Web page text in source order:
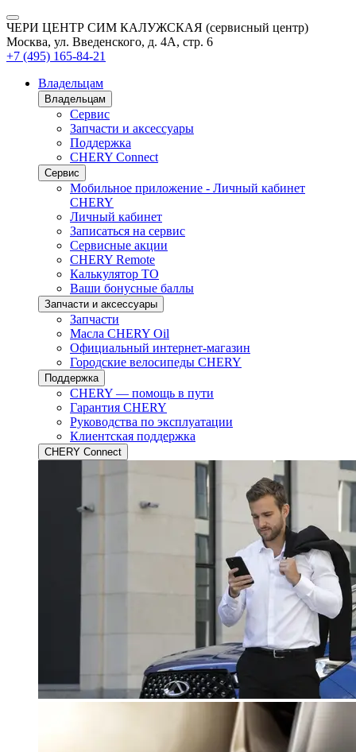
ЧЕРИ ЦЕНТР СИМ КАЛУЖСКАЯ (сервисный центр)
Москва, ул. Введенского, д. 4А, стр. 6
+7 (495) 165-84-21
Владельцам
Владельцам
Сервис
Запчасти и аксессуары
Поддержка
CHERY Connect
Сервис
Мобильное приложение - Личный кабинет
CHERY
Личный кабинет
Записаться на сервис
Сервисные акции
CHERY Remote
Калькулятор ТО
Ваши бонусные баллы
Запчасти и аксессуары
Запчасти
Масла CHERY Oil
Официальный интернет-магазин
Городские велосипеды CHERY
Поддержка
CHERY — помощь в пути
Гарантия CHERY
Руководства по эксплуатации
Клиентская поддержка
CHERY Connect